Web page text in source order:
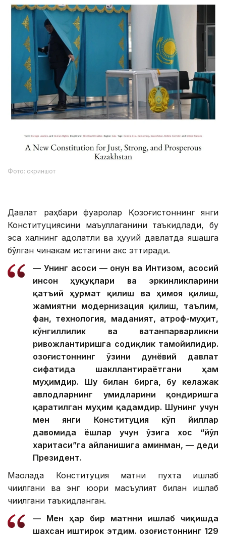
Фото: скриншот
Давлат раҳбари фуқаролар Қозоғистоннинг янги
Конституциясини маъқуллаганини таъкидлади, бу
эса халқнинг адолатли ва ҳуқуқий давлатда яшашга
бўлган чинакам истагини акс эттиради.
— Унинг асоси — Қонун ва Интизом, асосий
инсон ҳуқуқлари ва эркинликларини
қатъий ҳурмат қилиш ва ҳимоя қилиш,
жамиятни модернизация қилиш, таълим,
фан, технология, маданият, атроф-муҳит,
кўнгиллилик ва ватанпарварликни
ривожлантиришга содиқлик тамойилидир.
Қозоғистоннинг ўзини дунёвий давлат
сифатида шакллантираётгани ҳам
муҳимдир. Шу билан бирга, бу келажак
авлодларнинг умидларини қондиришга
қаратилган муҳим қадамдир. Шунинг учун
мен янги Конституция кўп йиллар
давомида ёшлар учун ўзига хос “йўл
харитаси”га айланишига аминман, — деди
Президент.
Мақолада Конституция матни пухта ишлаб
чиқилгани ва энг юқори масъулият билан ишлаб
чиқилгани таъкидланган.
— Мен ҳар бир матнни ишлаб чиқишда
шахсан иштирок этдим. Қозоғистоннинг 129